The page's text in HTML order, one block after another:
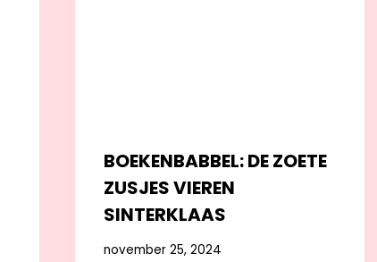
BOEKENBABBEL: DE ZOETE
ZUSJES VIEREN
SINTERKLAAS
november 25, 2024